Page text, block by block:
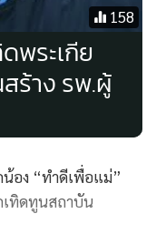
ถึงแยกหมอมี
สัมพันธวงศ์, ถนน
ยามดิสคัฟเวอรี่ ถนน
เวณแยกสารสิน ถนน
วณแยกสะพานเหลือง
ขตปทุมวัน, บริเวณ
ที่ 4 บริเวณหน้าศาล
ราม ตัดถนนพระราม
ง บริเวณแยกถนน
158
พระเกีย
ร้าง รพ.ผู้
อง “ทำดีเพื่อแม่”
ทิดทูนสถาบัน